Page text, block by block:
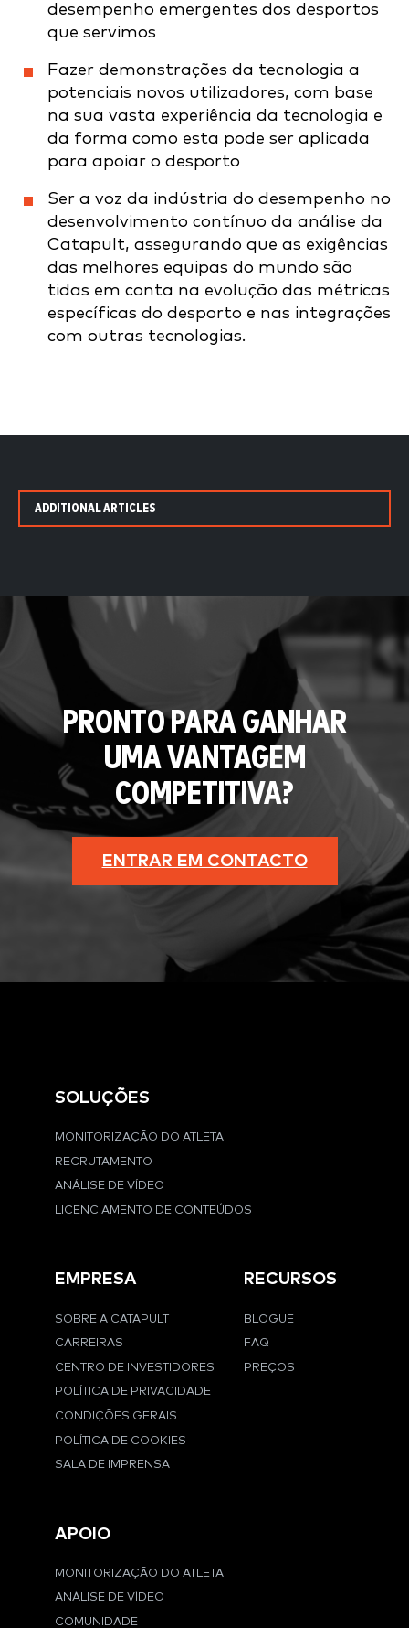
desempenho emergentes dos desportos
que servimos
Fazer demonstrações da tecnologia a
potenciais novos utilizadores, com base
na sua vasta experiência da tecnologia e
da forma como esta pode ser aplicada
para apoiar o desporto
Ser a voz da indústria do desempenho no
desenvolvimento contínuo da análise da
Catapult, assegurando que as exigências
das melhores equipas do mundo são
tidas em conta na evolução das métricas
específicas do desporto e nas integrações
com outras tecnologias.
ADDITIONAL ARTICLES
PRONTO PARA GANHAR
UMA VANTAGEM
COMPETITIVA?
ENTRAR EM CONTACTO
SOLUÇÕES
MONITORIZAÇÃO DO ATLETA
RECRUTAMENTO
ANÁLISE DE VÍDEO
LICENCIAMENTO DE CONTEÚDOS
EMPRESA
SOBRE A CATAPULT
CARREIRAS
CENTRO DE INVESTIDORES
POLÍTICA DE PRIVACIDADE
CONDIÇÕES GERAIS
POLÍTICA DE COOKIES
SALA DE IMPRENSA
RECURSOS
BLOGUE
FAQ
PREÇOS
APOIO
MONITORIZAÇÃO DO ATLETA
ANÁLISE DE VÍDEO
COMUNIDADE